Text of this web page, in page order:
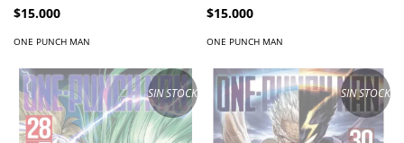
$15.000
ONE PUNCH MAN
$15.000
ONE PUNCH MAN
SIN STOCK SIN STOCK